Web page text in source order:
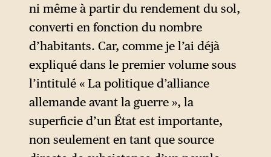
Partant de ces prémisses, Karl
Haushofer (1869-1946),
ancien officier bavarois
devenu dans les années 1920
le principal promoteur de la
géopolitique (Geopolitik)
allemande, en vient à justifier
l’expansionnisme de son pays
ni même à partir du rendement du sol,
converti en fonction du nombre
d’habitants. Car, comme je l’ai déjà
expliqué dans le premier volume sous
l’intitulé « La politique d’alliance
allemande avant la guerre », la
superficie d’un État est importante,
non seulement en tant que source